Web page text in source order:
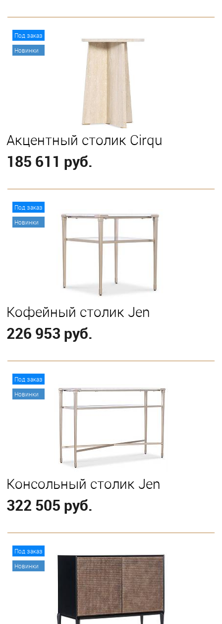
Под заказ
Новинки
Акцентный столик Cirqu
185 611 руб.
Под заказ
Новинки
Кофейный столик Jen
226 953 руб.
Под заказ
Новинки
Консольный столик Jen
322 505 руб.
Под заказ
Новинки